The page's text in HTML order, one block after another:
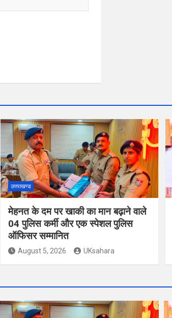
उत्तराखण्ड
मेहनत के दम पर खाकी का मान बढ़ाने वाले
04 पुलिस कर्मी और एक स्पेशल पुलिस
ऑफिसर सम्मानित
August 5, 2026 UKsahara